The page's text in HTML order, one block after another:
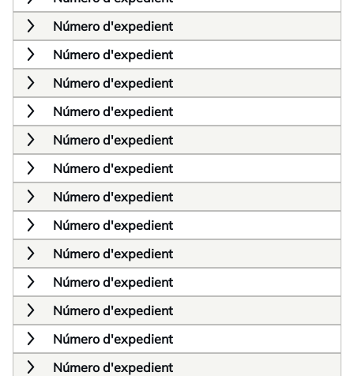
Número d'expedient
Número d'expedient
Número d'expedient
Número d'expedient
Número d'expedient
Número d'expedient
Número d'expedient
Número d'expedient
Número d'expedient
Número d'expedient
Número d'expedient
Número d'expedient
Número d'expedient